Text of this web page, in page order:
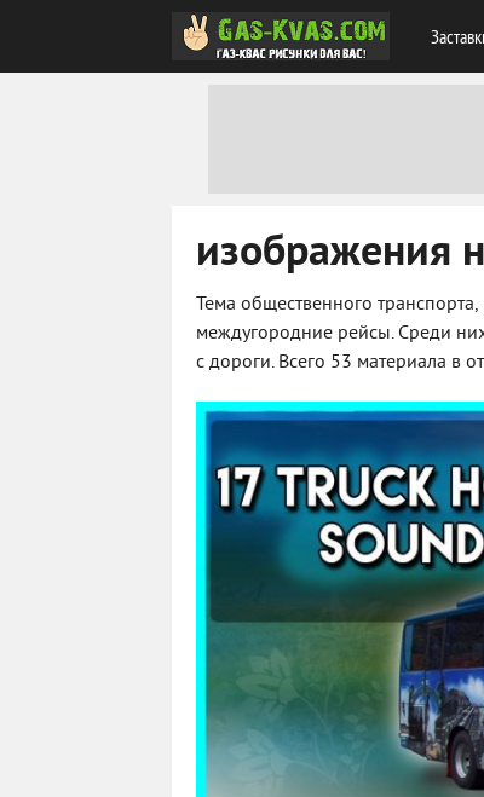
изображения
Тема общественного
междугородние рейсы. Среди
с дороги. Всего 53 материала в